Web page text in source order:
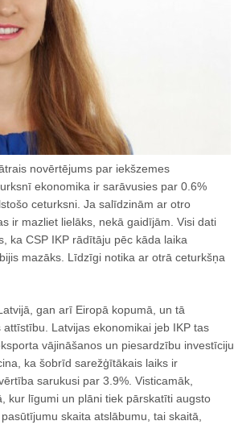
novērtējums par iekšzemes
ekonomika ir sarāvusies par 0.6%
ceturksni. Ja salīdzinām ar otro
ir mazliet lielāks, nekā gaidījām. Visi dati
ka CSP IKP rādītāju pēc kāda laika
mazāks. Līdzīgi notika ar otrā ceturkšņa
gan arī Eiropā kopumā, un tā
Latvijas ekonomikai jeb IKP tas
vājināšanos un piesardzību investīciju
ka šobrīd sarežģītākais laiks ir
sarukusi par 3.9%. Visticamāk,
kur līgumi un plāni tiek pārskatīti augsto
skaita atslābumu, tai skaitā,